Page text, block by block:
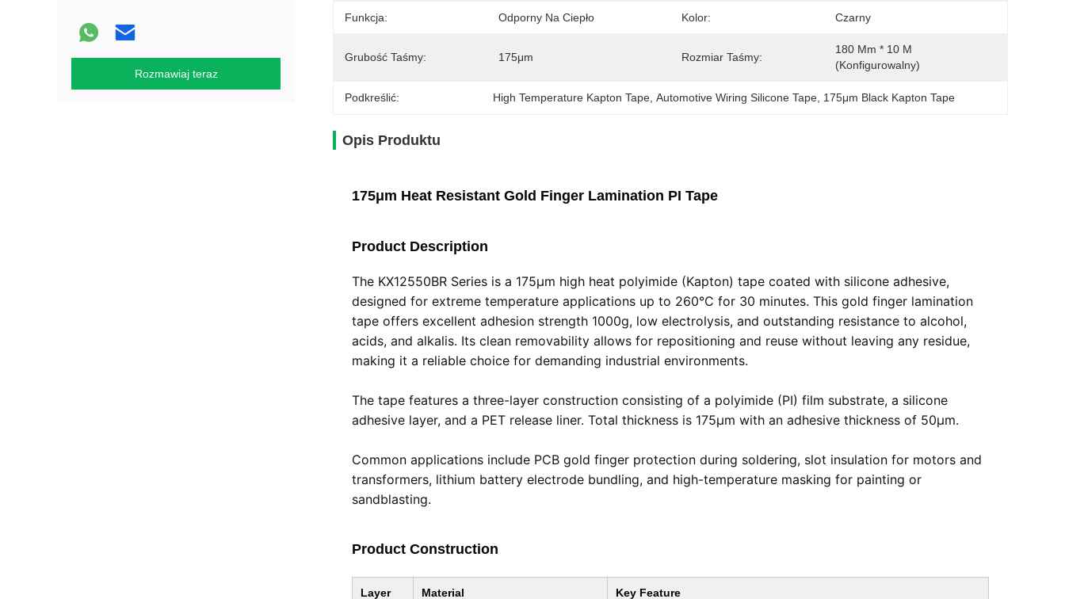
Rozmawiaj teraz
Funkcja: Odporny Na Ciepło Kolor: Czarny
Grubość Taśmy: 175μm Rozmiar Taśmy:
180 Mm * 10 M
(konfigurowalny)
Podkreślić: High Temperature Kapton Tape , Automotive Wiring Silicone Tape 175μm Black Kapton Tape
Opis Produktu
175μm Heat Resistant Gold Finger Lamination PI Tape
Product Description
The KX12550BR Series is a 175μm high heat polyimide (Kapton) tape coated with silicone adhesive,
designed for extreme temperature applications up to 260°C for 30 minutes. This gold finger lamination
tape offers excellent adhesion strength 1000g, low electrolysis, and outstanding resistance to alcohol,
acids, and alkalis. Its clean removability allows for repositioning and reuse without leaving any residue,
making it a reliable choice for demanding industrial environments.
The tape features a three-layer construction consisting of a polyimide (PI) film substrate, a silicone
adhesive layer, and a PET release liner. Total thickness is 175μm with an adhesive thickness of 50μm.
Common applications include PCB gold finger protection during soldering, slot insulation for motors and
transformers, lithium battery electrode bundling, and high-temperature masking for painting or
sandblasting.
Product Construction
Layer Material Key Feature